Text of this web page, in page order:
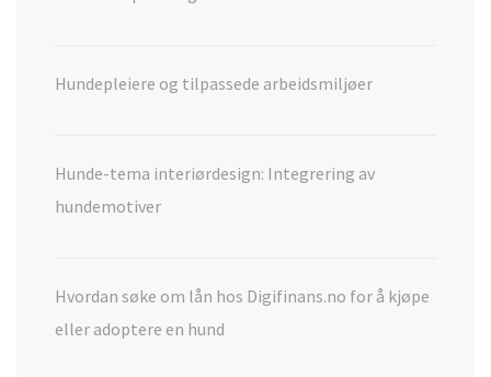
Hundepleiere og tilpassede arbeidsmiljøer
Hunde-tema interiørdesign: Integrering av
hundemotiver
Hvordan søke om lån hos Digifinans.no for å kjøpe
eller adoptere en hund